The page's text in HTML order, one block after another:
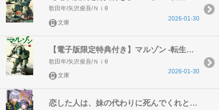
歌田年/矢沢俊吾/Ｎｉθ
文庫
2026-01-30
【電子版限定特典付き】マルゾン -転生したらまるでゾンビを知らない世界でした-下
歌田年/矢沢俊吾/Ｎｉθ
文庫
2026-01-30
恋した人は、妹の代わりに死んでくれと言った。―妹と結婚した片思い相手がなぜ今さら私のもとに？と思ったら―@COMIC 第6巻【電子書籍限定描き下ろしマンガ付き】